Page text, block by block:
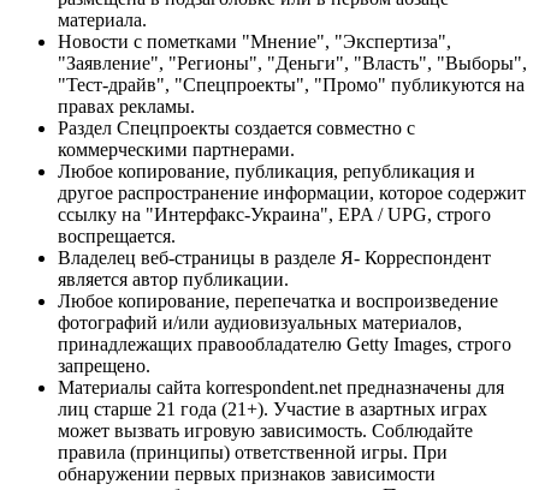
материала.
Новости с пометками "Мнение", "Экспертиза",
"Заявление", "Регионы", "Деньги", "Власть", "Выборы",
"Тест-драйв", "Спецпроекты", "Промо" публикуются на
правах рекламы.
Раздел Спецпроекты создается совместно с
коммерческими партнерами.
Любое копирование, публикация, републикация и
другое распространение информации, которое содержит
ссылку на "Интерфакс-Украина", EPA / UPG, строго
воспрещается.
Владелец веб-страницы в разделе Я- Корреспондент
является автор публикации.
Любое копирование, перепечатка и воспроизведение
фотографий и/или аудиовизуальных материалов,
принадлежащих правообладателю Getty Images, строго
запрещено.
Материалы сайта korrespondent.net предназначены для
лиц старше 21 года (21+). Участие в азартных играх
может вызвать игровую зависимость. Соблюдайте
правила (принципы) ответственной игры. При
обнаружении первых признаков зависимости